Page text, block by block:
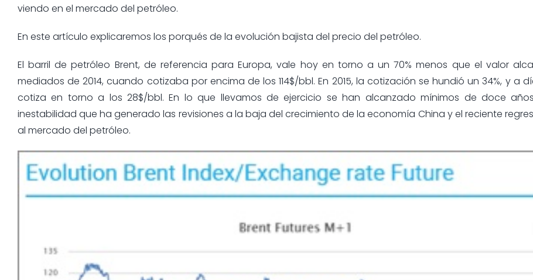
viendo en el mercado del petróleo.
En este artículo explicaremos los porqués de la evolución bajista del precio del petróleo.
El barril de petróleo Brent, de referencia para Europa, vale hoy en torno a un 70% menos que el valor
mediados de 2014, cuando cotizaba por encima de los 114$/bbl. En 2015, la cotización se hundió un 34%, y a
cotiza en torno a los 28$/bbl. En lo que llevamos de ejercicio se han alcanzado mínimos de doce
inestabilidad que ha generado las revisiones a la baja del crecimiento de la economía China y el reciente
al mercado del petróleo.